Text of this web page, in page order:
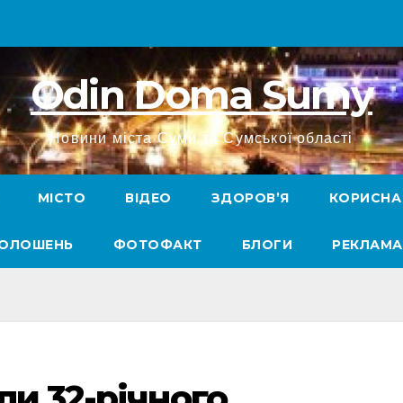
Odin Doma Sumy
Новини міста Суми та Сумської області
МІСТО ВІДЕО ЗДОРОВ’Я КОРИСНА
ФОТОФАКТ БЛОГИ РЕКЛАМА